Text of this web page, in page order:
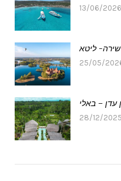
13/06/2026
ליטא
25/05/
עדן – באלי
28/12/2025